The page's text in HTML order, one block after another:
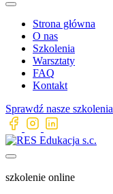
Strona główna
O nas
Szkolenia
Warsztaty
FAQ
Kontakt
Sprawdź nasze szkolenia
szkolenie online